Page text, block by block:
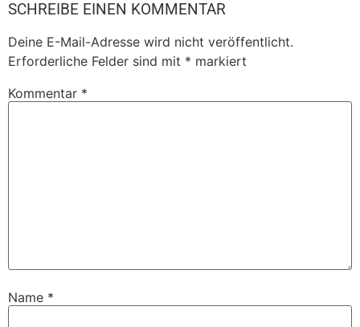
SCHREIBE EINEN KOMMENTAR
Deine E-Mail-Adresse wird nicht veröffentlicht.
Erforderliche Felder sind mit * markiert
Kommentar *
Name *